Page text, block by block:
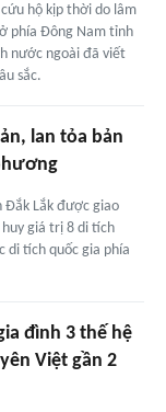
hộ kịp thời do lâm
phía Đông Nam tỉnh
nước ngoài đã viết
sắc.
lan tỏa bản
Đắk Lắk được giao
giá trị 8 di tích
di tích quốc gia phía
đình 3 thế hệ
Việt gần 2